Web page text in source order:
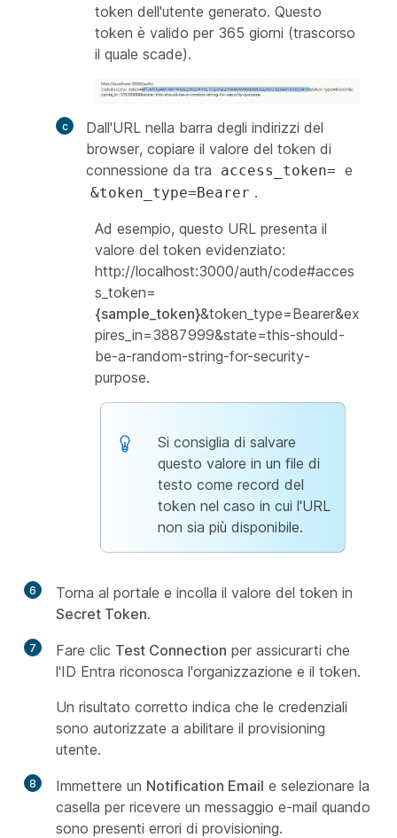
token dell'utente generato. Questo
token è valido per 365 giorni (trascorso
il quale scade).
Dall'URL nella barra degli indirizzi del
browser, copiare il valore del token di
connessione da tra
access_token= e
&token_type=Bearer .
Ad esempio, questo URL presenta il
valore del token evidenziato:
http://localhost:3000/auth/code#acces
s_token=
{sample_token}&token_type=Bearer&ex
pires_in=3887999&state=this-should-
be-a-random-string-for-security-
purpose.
Si consiglia di salvare
questo valore in un file di
testo come record del
token nel caso in cui l'URL
non sia più disponibile.
6
Torna al portale e incolla il valore del token in
Secret Token.
7 Fare clic Test Connection per assicurarti che
l'ID Entra riconosca l'organizzazione e il token.
Un risultato corretto indica che le credenziali
sono autorizzate a abilitare il provisioning
utente.
8 Immettere un Notification Email e selezionare la
casella per ricevere un messaggio e-mail quando
sono presenti errori di provisioning.